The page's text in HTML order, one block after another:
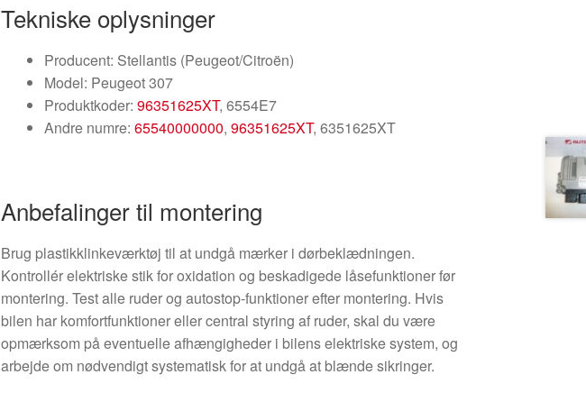
Tekniske oplysninger
Producent: Stellantis (Peugeot/Citroën)
Model: Peugeot 307
Produktkoder:96351625XT, 6554E7
Andre numre:65540000000,96351625XT, 6351625XT
Anbefalinger til montering
Brug plastikklinkeværktøj til at undgå mærker i dørbeklædningen.
Kontrollér elektriske stik for oxidation og beskadigede låsefunktioner før
montering. Test alle ruder og autostop-funktioner efter montering. Hvis
bilen har komfortfunktioner eller central styring af ruder, skal du være
opmærksom på eventuelle afhængigheder i bilens elektriske system, og
arbejde om nødvendigt systematisk for at undgå at blænde sikringer.